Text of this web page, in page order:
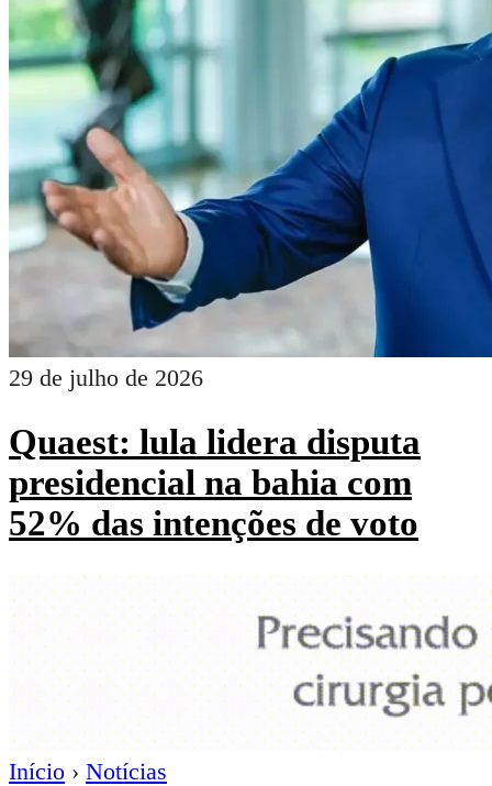
29 de julho de 2026
Quaest: lula lidera disputa
presidencial na bahia com
52% das intenções de voto
Início › Notícias